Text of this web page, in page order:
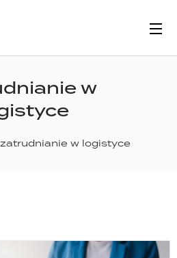
w
zatrudnianie w logistyce